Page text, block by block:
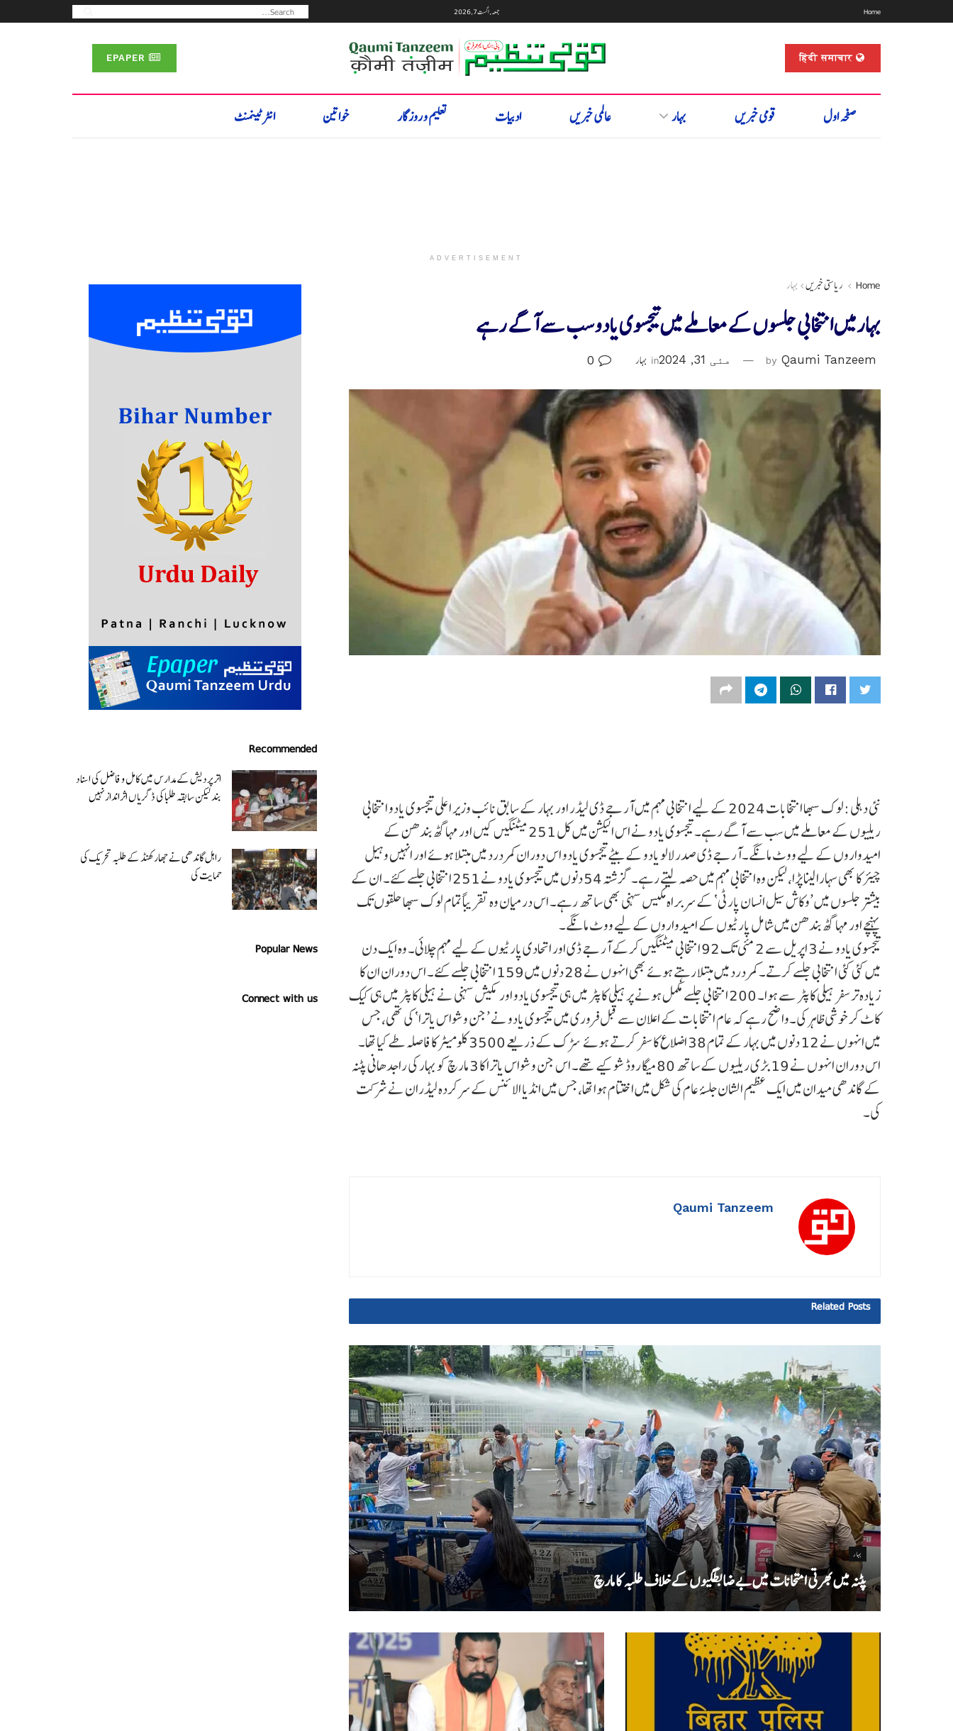
Home جمعہ, اگست 7, 2026
हिंदी समाचार
صفحہ اول قومی خبریں بہار عالمی خبریں ادبیات تعلیم و روزگار خواتین انٹرٹینمنٹ
ADVERTISEMENT
Home ریاستی خبریں بہار
بہارمیں انتخابی جلسوں کے معاملے میں تیجسوی یادو سب سے آگے رہے
by Qaumi Tanzeem مئی 31, 2024 in بہار
نئی دہلی :لوک سبھا انتخابات 2024 کے لیے انتخابی مہم میں آر جے ڈی لیڈر اور بہار کے سابق نائب وزیر اعلی تیجسوی یادو انتخابی
ریلیوں کے معاملے میں سب سے آگے رہے۔ تیجسوی یادو نے اس الیکشن میں کل 251 میٹنگیں کیں اور مہاگٹھ بندھن کے
امیدواروں کے لیے ووٹ مانگے۔آر جے ڈی صدر لالو یادو کے بیٹے تیجسوی یادو اس دوران کمر درد میں مبتلا ہوئے اور انہیں وہیل
چیئر کا بھی سہارا لینا پڑا، لیکن وہ انتخابی مہم میں حصہ لیتے رہے۔ گزشتہ 54 دنوں میں تیجسوی یادو نے 251 انتخابی جلسے کئے۔ ان کے
بیشتر جلسوں میں ’وکاش سیل انسان پارٹی‘ کے سربراہ مکیس سہنی بھی ساتھ رہے۔ اس درمیان وہ تقریباً تمام لوک سبھا حلقوں تک
پہنچے اور مہا گٹھ بندھن میں شامل پارٹیوں کے امیدواروں کے لیے ووٹ مانگے۔
تیجسوی یادو نے 3 اپریل سے 2 مئی تک 92 انتخابی میٹنگیں کرکے آر جے ڈی اور اتحادی پارٹیوں کے لیے مہم چلائی۔ وہ ایک دن
میں کئی کئی انتخابی جلسے کرتے۔ کمر درد میں مبتلا رہتے ہوئے بھی انہوں نے 28 دنوں میں 159 انتخابی جلسے کئے۔ اس دوران ان کا
زیادہ تر سفر ہیلی کاپٹر سے ہوا۔ 200 انتخابی جلسے مکمل ہونے پر ہیلی کاپٹر میں ہی تیجسوی یادو اور مکیش سہنی نے ہیلی کاپٹر میں ہی کیک
کاٹ کر خوشی ظاہر کی۔واضح رہے کہ عام انتخابات کے اعلان سے قبل فروری میں تیجسوی یادو نے ’جن وشواس یاترا‘ کی تھی، جس
میں انہوں نے 12 دنوں میں بہار کے تمام 38 اضلاع کا سفر کرتے ہوئے سڑک کے ذریعے 3500 کلومیٹر کا فاصلہ طے کیا تھا۔
اس دوران انہوں نے 19 بڑی ریلیوں کے ساتھ 80 میگا روڈ شو کیے تھے۔ اس جن وشواس یاترا کا 3 مارچ کو بہار کی راجدھانی پٹنہ
کے گاندھی میدان میں ایک عظیم الشان جلسۂ عام کی شکل میں اختتام ہوا تھا، جس میں انڈیا الائنس کے سرکردہ لیڈران نے شرکت
کی۔
Qaumi Tanzeem
Related Posts
بہار
پٹنہ میں بھرتی امتحانات میں بے ضابطگیوں کے خلاف طلبہ کا مارچ
Recommended
اتر پردیش کےمدارس میں کامل و فاضل کی اسناد
بند لیکن سابقہ طلبا کی ڈگریا ں اثرانداز نہیں
راہل گاندھی نے جھارکھنڈ کے طلبہ تحریک کی
حمایت کی
Popular News
Connect with us